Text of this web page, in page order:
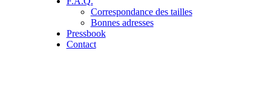
Correspondance des tailles
Bonnes adresses
Pressbook
Contact